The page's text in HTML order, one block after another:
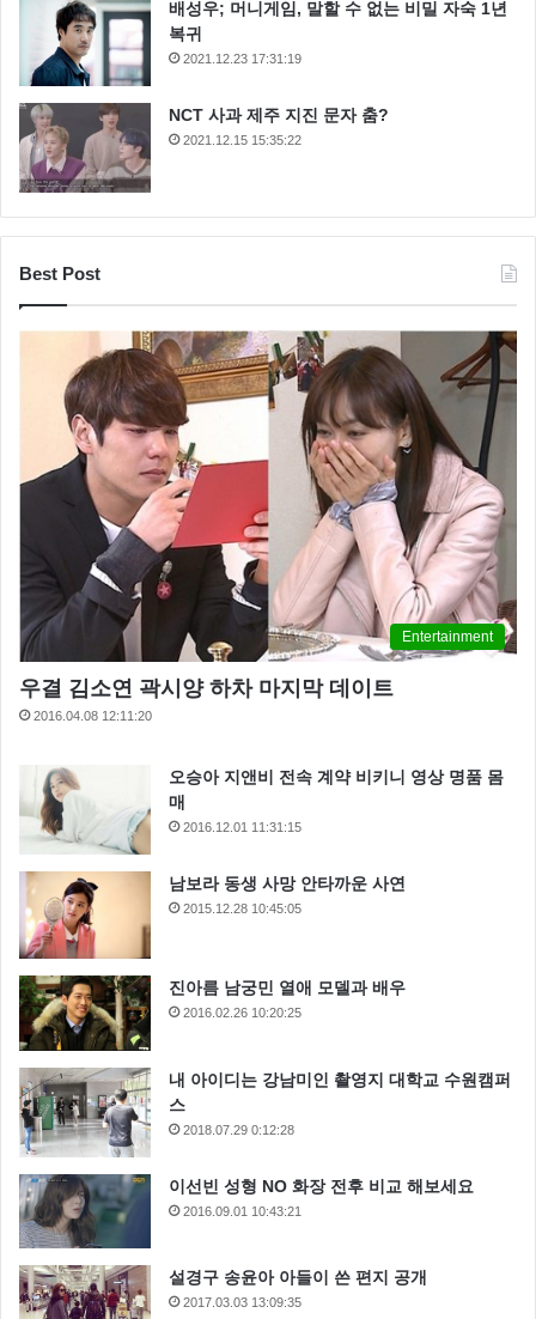
배성우; 머니게임, 말할 수 없는 비밀 자숙 1년
복귀
2021.12.23 17:31:19
NCT 사과 제주 지진 문자 춤?
2021.12.15 15:35:22
Best Post
Entertainment
우결 김소연 곽시양 하차 마지막 데이트
2016.04.08 12:11:20
오승아 지앤비 전속 계약 비키니 영상 명품 몸
매
2016.12.01 11:31:15
남보라 동생 사망 안타까운 사연
2015.12.28 10:45:05
진아름 남궁민 열애 모델과 배우
2016.02.26 10:20:25
내 아이디는 강남미인 촬영지 대학교 수원캠퍼
스
2018.07.29 0:12:28
이선빈 성형 NO 화장 전후 비교 해보세요
2016.09.01 10:43:21
설경구 송윤아 아들이 쓴 편지 공개
2017.03.03 13:09:35